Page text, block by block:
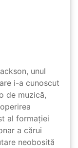
unul
i-a cunoscut
de muzică,
al formației
a cărui
neobosită